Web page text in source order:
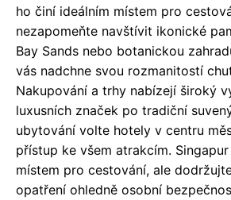
ho činí ideálním místem pro
nezapomeňte navštívit ikonické
Bay Sands nebo botanickou
vás nadchne svou rozmanitostí
Nakupování a trhy nabízejí široký
luxusních značek po tradiční
ubytování volte hotely v centru
přístup ke všem atrakcím.
místem pro cestování, ale
opatření ohledně osobní